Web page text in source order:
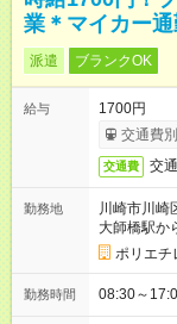
業＊マイカー通
派遣 ブランクOK
給与
1700円
交通費
交通費 交
勤務地
川崎市川崎
大師橋駅か
ポリエチ
勤務時間 08:30～